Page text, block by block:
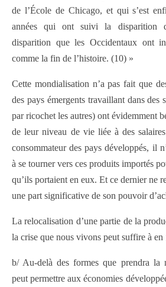
de l’École de Chicago, et qui s’est
années qui ont suivi la disparition
disparition que les Occidentaux ont
comme la fin de l’histoire. (10) »
Cette mondialisation n’a pas fait que
des pays émergents travaillant dans des
par ricochet les autres) ont évidemment
de leur niveau de vie liée à des
consommateur des pays développés, il
à se tourner vers ces produits importés
qu’ils portaient en eux. Et ce dernier ne
une part significative de son pouvoir
La relocalisation d’une partie de la
la crise que nous vivons peut suffire à en
b/ Au-delà des formes que prendra la
peut permettre aux économies